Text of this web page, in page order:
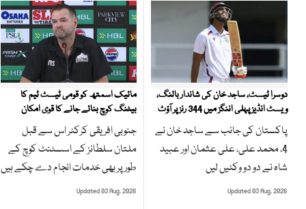
دوسرا ٹیسٹ، ساجد خان کی شاندار بالنگ،
ویسٹ انڈیز پہلی اننگز میں 344 رنز پر آؤٹ
پاکستان کی جانب سے ساجد خان نے
4، محمد علی، علی عثمان اور عبید
شاہ نے دو دو وکٹیں لیں
Updated 03 Aug, 2026
مائیک اسمتھ کو قومی ٹیسٹ ٹیم کا
بیٹنگ کوچ بنائے جانے کا قوی امکان
جنوبی افریقی کرکٹر اس سے قبل
ملتان سلطانز کے اسسٹنٹ کوچ کے
طور پر بھی خدمات انجام دے چکے ہیں
Updated 03 Aug, 2026